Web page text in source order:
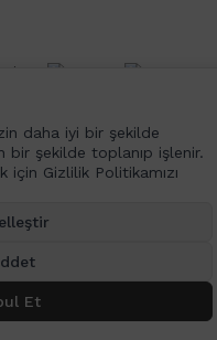
daha iyi bir şekilde
bir şekilde toplanıp işlenir.
için Gizlilik Politikamızı
Et